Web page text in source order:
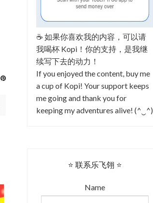
☕ 如果你喜欢我的内容，可以请
我喝杯 Kopi！你的支持，是我继
续写下去的动力！
If you enjoyed the content, buy me
a cup of Kopi! Your support keeps
me going and thank you for
keeping my adventures alive! (^‿^)
⭐ 联系乐飞翎 ⭐
Name